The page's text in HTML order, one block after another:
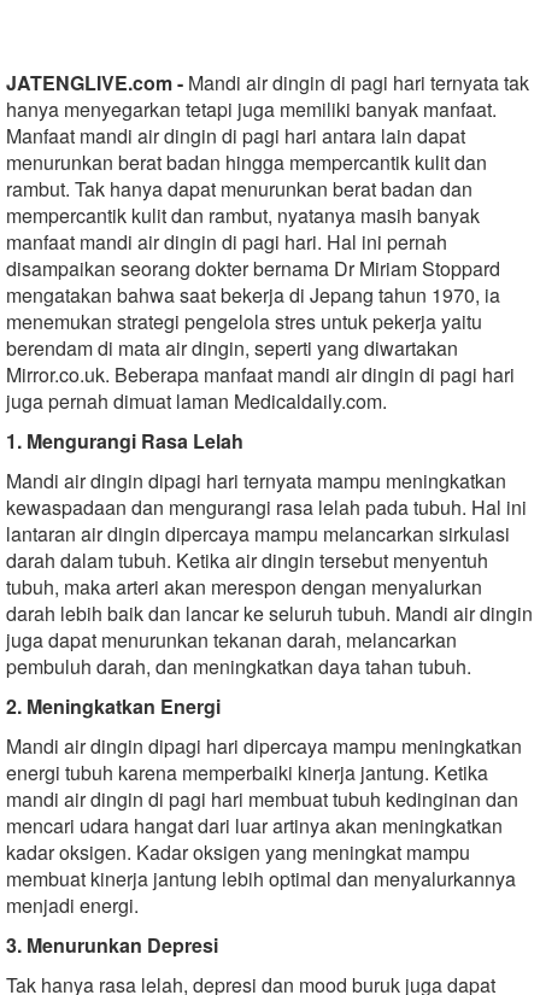
JATENGLIVE.com - Mandi air dingin di pagi hari ternyata tak
hanya menyegarkan tetapi juga memiliki banyak manfaat.
Manfaat mandi air dingin di pagi hari antara lain dapat
menurunkan berat badan hingga mempercantik kulit dan
rambut. Tak hanya dapat menurunkan berat badan dan
mempercantik kulit dan rambut, nyatanya masih banyak
manfaat mandi air dingin di pagi hari. Hal ini pernah
disampaikan seorang dokter bernama Dr Miriam Stoppard
mengatakan bahwa saat bekerja di Jepang tahun 1970, ia
menemukan strategi pengelola stres untuk pekerja yaitu
berendam di mata air dingin, seperti yang diwartakan
Mirror.co.uk. Beberapa manfaat mandi air dingin di pagi hari
juga pernah dimuat laman Medicaldaily.com.
1. Mengurangi Rasa Lelah
Mandi air dingin dipagi hari ternyata mampu meningkatkan
kewaspadaan dan mengurangi rasa lelah pada tubuh. Hal ini
lantaran air dingin dipercaya mampu melancarkan sirkulasi
darah dalam tubuh. Ketika air dingin tersebut menyentuh
tubuh, maka arteri akan merespon dengan menyalurkan
darah lebih baik dan lancar ke seluruh tubuh. Mandi air dingin
juga dapat menurunkan tekanan darah, melancarkan
pembuluh darah, dan meningkatkan daya tahan tubuh.
2. Meningkatkan Energi
Mandi air dingin dipagi hari dipercaya mampu meningkatkan
energi tubuh karena memperbaiki kinerja jantung. Ketika
mandi air dingin di pagi hari membuat tubuh kedinginan dan
mencari udara hangat dari luar artinya akan meningkatkan
kadar oksigen. Kadar oksigen yang meningkat mampu
membuat kinerja jantung lebih optimal dan menyalurkannya
menjadi energi.
3. Menurunkan Depresi
Tak hanya rasa lelah, depresi dan mood buruk juga dapat